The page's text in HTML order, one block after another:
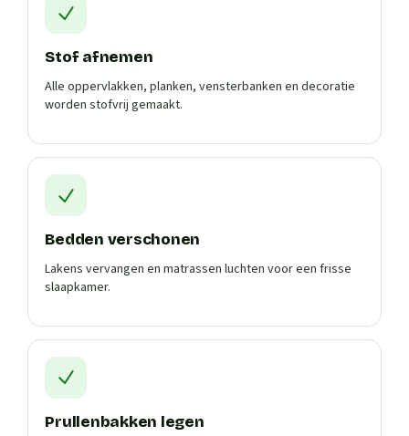
Stof afnemen
Alle oppervlakken, planken, vensterbanken en decoratie
worden stofvrij gemaakt.
Bedden verschonen
Lakens vervangen en matrassen luchten voor een frisse
slaapkamer.
Prullenbakken legen